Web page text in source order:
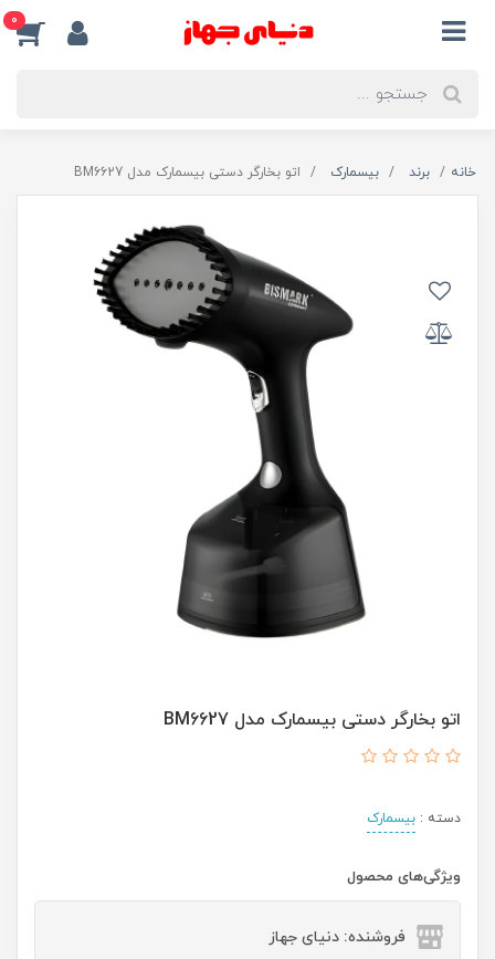
0
خانه برند بیسمارک اتو بخارگر دستی بیسمارک مدل BM6627
اتو بخارگر دستی بیسمارک مدل BM6627
دسته : بیسمارک
ویژگی‌های محصول
فروشنده: دنیای جهاز